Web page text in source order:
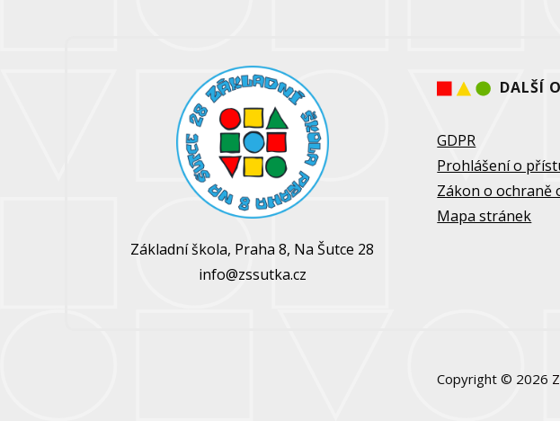
Základní škola, Praha 8, Na Šutce 28
info@zssutka.cz
DALŠÍ
GDPR
Prohlášení o
Zákon o ochraně
Mapa stránek
Copyright © 2026